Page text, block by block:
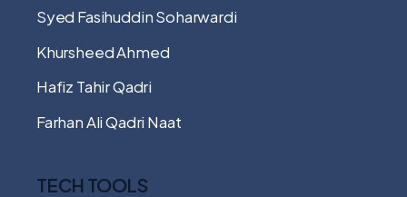
Syed Fasihuddin Soharwardi
Khursheed Ahmed
Hafiz Tahir Qadri
Farhan Ali Qadri Naat
TECH TOOLS